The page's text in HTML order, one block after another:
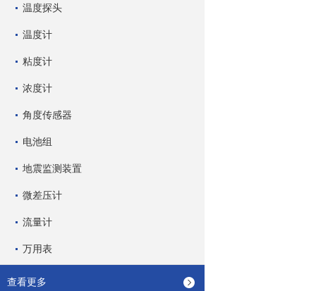
温度探头
温度计
粘度计
浓度计
角度传感器
电池组
地震监测装置
微差压计
流量计
万用表
查看更多